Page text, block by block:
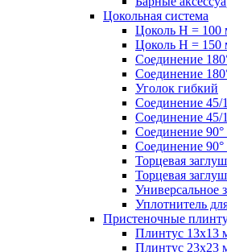
Цокольная система
Цоколь H = 100
Цоколь H = 150
Соединение
Соединение
Уголок гибкий
Соединение 45/
Соединение 45/
Соединение
Соединение
Торцевая
Торцевая
Универсальное
Уплотнитель
Пристеночные
Плинтус 13х13
Плинтус 23х23